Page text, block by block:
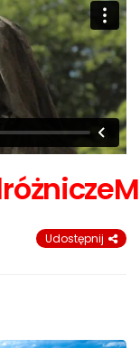
Udostępnij